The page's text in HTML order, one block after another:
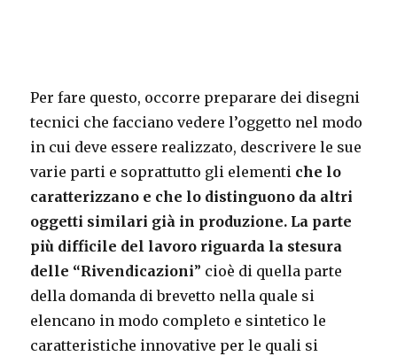
Per fare questo, occorre preparare dei disegni
tecnici che facciano vedere l’oggetto nel modo
in cui deve essere realizzato, descrivere le sue
varie parti e soprattutto gli elementi che lo
caratterizzano e che lo distinguono da altri
oggetti similari già in produzione. La parte
più difficile del lavoro riguarda la stesura
delle “Rivendicazioni” cioè di quella parte
della domanda di brevetto nella quale si
elencano in modo completo e sintetico le
caratteristiche innovative per le quali si